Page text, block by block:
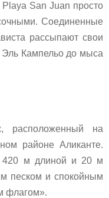
San Juan просто
Соединенные
рассыпают свои
Эль Кампельо до мыса
расположенный на
районе Аликанте.
420 м длиной и 20 м
песком и спокойным
флагом».